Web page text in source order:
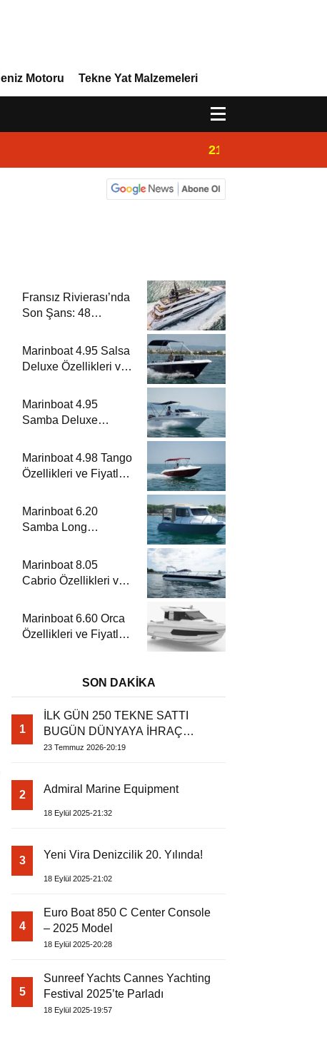
Motoru Tekne Yat Malzemeleri
21:32
Fransız Rivierası’nda
Son Şans: 48
Mükemmel Bir Yat
Tatili
Marinboat 4.95 Salsa
Deluxe Özellikleri ve
Lüks Tekne
Marinboat 4.95
Samba Deluxe
– A Sınıfı Lüks Tekne
Marinboat 4.98 Tango
Özellikleri ve Fiyatları
Tekne
Marinboat 6.20
Samba Long
– A Sınıfı Kompakt
Tekne
Marinboat 8.05
Cabrio Özellikleri ve
Lüks Tekne
Marinboat 6.60 Orca
Özellikleri ve Fiyatları
SON DAKİKA
1
İLK GÜN 250 TEKNE SATTI
BUGÜN DÜNYAYA İHRAÇ
EDİYOR
23 Temmuz 2026-20:19
2 Admiral Marine Equipment
18 Eylül 2025-21:32
3 Yeni Vira Denizcilik 20. Yılında!
18 Eylül 2025-21:02
4
Euro Boat 850 C Center Console
– 2025 Model
18 Eylül 2025-20:28
5
Sunreef Yachts Cannes Yachting
Festival 2025’te Parladı
18 Eylül 2025-19:57